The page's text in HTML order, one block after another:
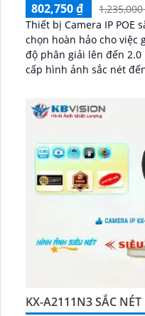
802,750 ₫
Thiết bị Camera IP POE
chọn hoàn hảo cho việc
độ phân giải lên đến 2.0
cấp hình ảnh sắc nét
KX-A2111N3 SẮC